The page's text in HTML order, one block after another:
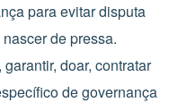
para evitar disputa
de pressa.
doar, contratar
de governança